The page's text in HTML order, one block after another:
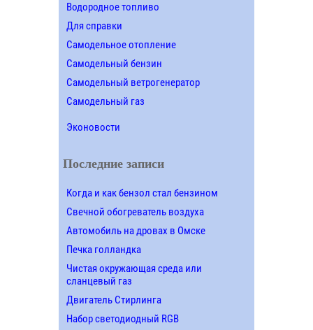
Водородное топливо
Для справки
Самодельное отопление
Самодельный бензин
Самодельный ветрогенератор
Самодельный газ
Эконовости
Последние записи
Когда и как бензол стал бензином
Свечной обогреватель воздуха
Автомобиль на дровах в Омске
Печка голландка
Чистая окружающая среда или
сланцевый газ
Двигатель Стирлинга
Набор светодиодный RGB